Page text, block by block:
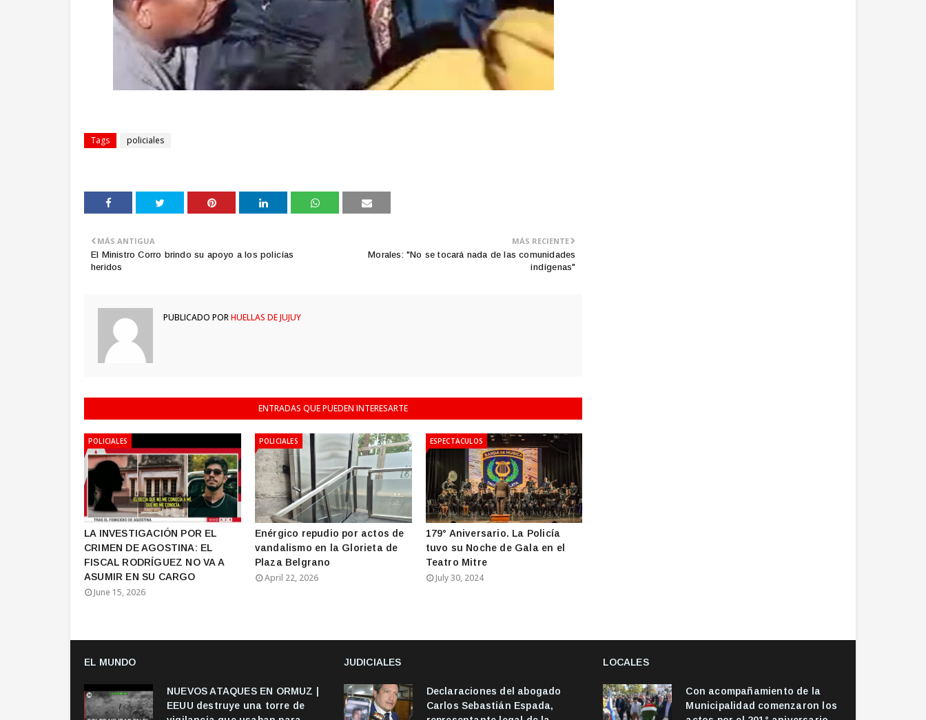
Tags policiales
MÁS RECIENTE
Morales: "No se tocará nada de las comunidades
indígenas"
MÁS ANTIGUA
El Ministro Corro brindo su apoyo a los policías
heridos
PUBLICADO PORHUELLAS DE JUJUY
ENTRADAS QUE PUEDEN INTERESARTE
POLICIALES
LA INVESTIGACIÓN POR EL
CRIMEN DE AGOSTINA: EL
FISCAL RODRÍGUEZ NO VA A
ASUMIR EN SU CARGO
June 15, 2026
POLICIALES
Enérgico repudio por actos de
vandalismo en la Glorieta de
Plaza Belgrano
April 22, 2026
ESPECTACULOS
179° Aniversario. La Policía
tuvo su Noche de Gala en el
Teatro Mitre
July 30, 2024
EL MUNDO
NUEVOS ATAQUES EN ORMUZ |
EEUU destruye una torre de
JUDICIALES
Declaraciones del abogado
Carlos Sebastián Espada,
LOCALES
Con acompañamiento de la
Municipalidad comenzaron los